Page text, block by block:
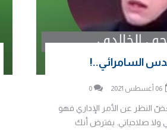
السامرائي..!
0
النظر عن الأمر الإداري فهو
صلاحياتي. يفترض أنك